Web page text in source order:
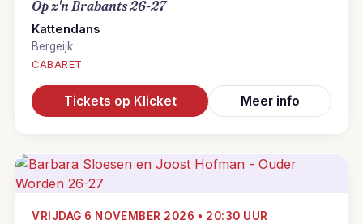
Op z'n Brabants 26-27
Kattendans
Bergeijk
CABARET
Tickets op Klicket Meer info
VRIJDAG 6 NOVEMBER 2026 • 20:30 UUR